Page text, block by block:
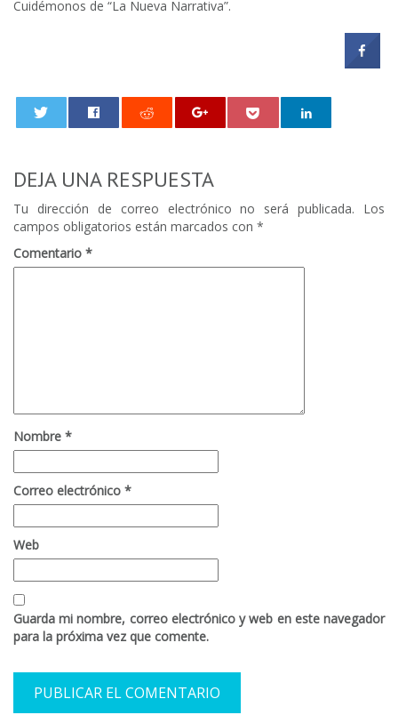
Cuidémonos de “La Nueva Narrativa”.
DEJA UNA RESPUESTA
Tu dirección de correo electrónico no será publicada.
Los
campos obligatorios están marcados con *
Comentario *
Nombre *
Correo electrónico *
Web
Guarda mi nombre, correo electrónico y web en este navegador
para la próxima vez que comente.